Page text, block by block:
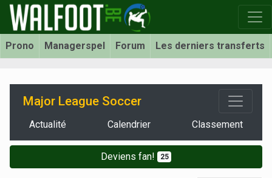
Prono Managerspel Forum Les derniers transferts
Major League Soccer
Actualité Calendrier Classement
Deviens fan! 25